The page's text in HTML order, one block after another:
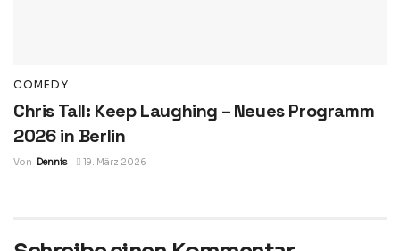
COMEDY
Chris Tall: Keep Laughing – Neues Programm
2026 in Berlin
Von Dennis 19. März 2026